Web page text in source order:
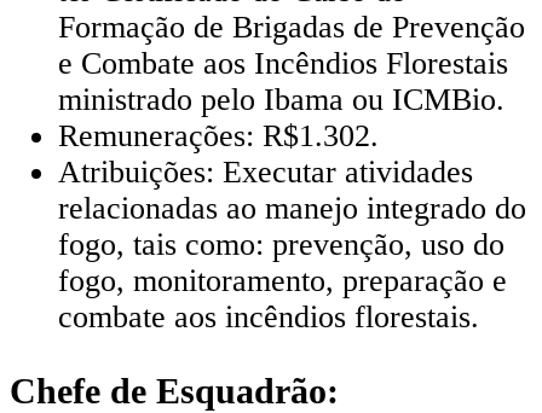
Formação de Brigadas de Prevenção
e Combate aos Incêndios Florestais
ministrado pelo Ibama ou ICMBio.
Remunerações: R$1.302.
Atribuições: Executar atividades
relacionadas ao manejo integrado do
fogo, tais como: prevenção, uso do
fogo, monitoramento, preparação e
combate aos incêndios florestais.
Chefe de Esquadrão: